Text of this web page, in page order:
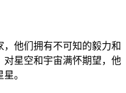
他们拥有不可知的毅力和
星空和宇宙满怀期望，他
。